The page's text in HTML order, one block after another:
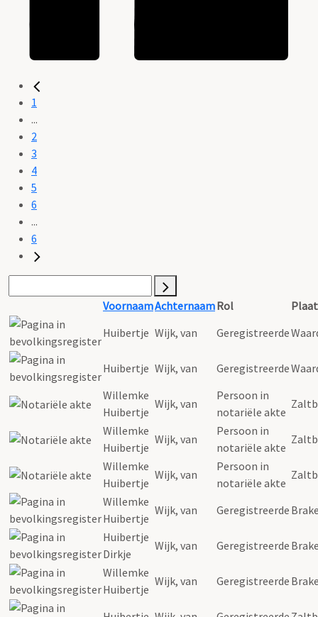
1
...
2
3
4
5
6
...
6
VoornaamAchternaamRol
Huibertje Wijk, van Geregistreerde
Huibertje Wijk, van Geregistreerde
Willemke
Huibertje
Wijk, van
Persoon in
notariële akte
Willemke
Huibertje
Wijk, van
Persoon in
notariële akte
Willemke
Huibertje
Wijk, van
Persoon in
notariële akte
Willemke
Huibertje
Wijk, van Geregistreerde
Huibertje
Dirkje
Wijk, van Geregistreerde
Willemke
Huibertje
Wijk, van Geregistreerde